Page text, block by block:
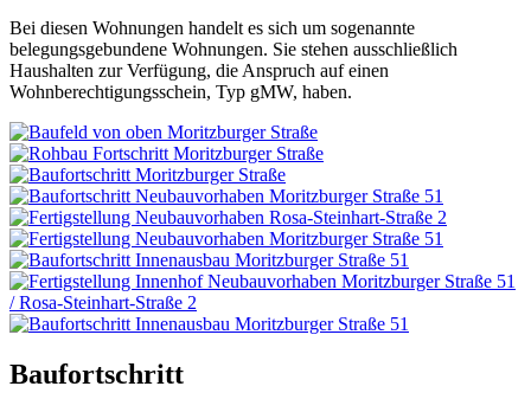
Bei diesen Wohnungen handelt es sich um sogenannte
belegungsgebundene Wohnungen. Sie stehen ausschließlich
Haushalten zur Verfügung, die Anspruch auf einen
Wohnberechtigungsschein, Typ gMW, haben.
Baufortschritt